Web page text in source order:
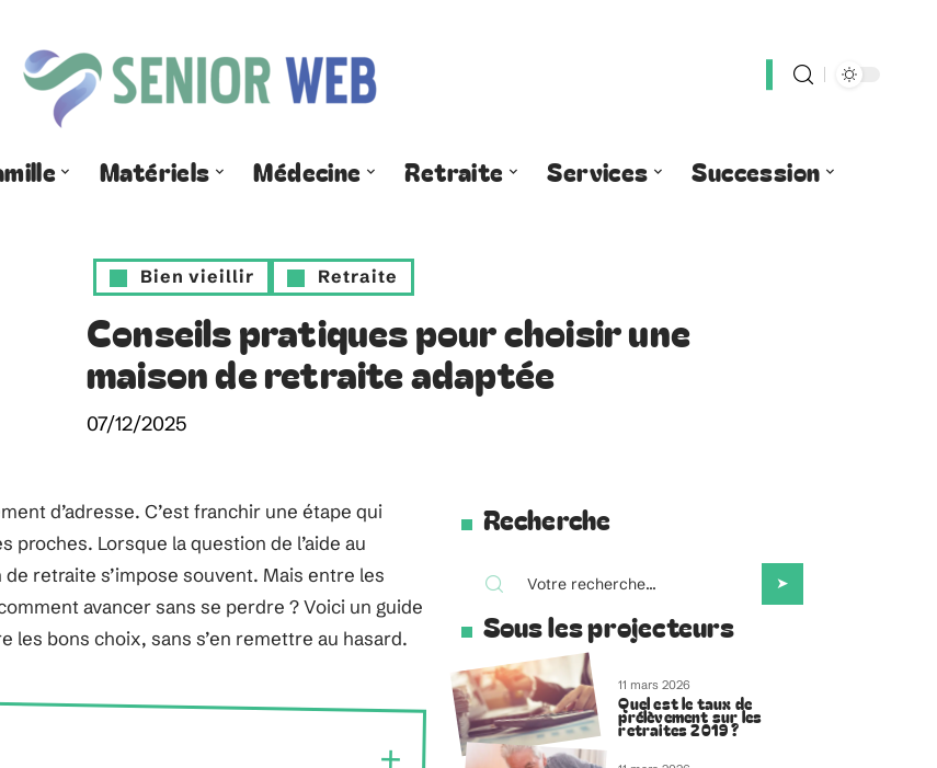
Matériels Médecine Retraite Services Succession
Bien vieillir Retraite
Conseils pratiques pour choisir une
maison de retraite adaptée
07/12/2025
d’adresse. C’est franchir une étape qui
Lorsque la question de l’aide au
retraite s’impose souvent. Mais entre les
avancer sans se perdre ? Voici un guide
bons choix, sans s’en remettre au hasard.
Recherche
Sous les projecteurs
11 mars 2026
Quel est le taux de
prélèvement sur les
retraites 2019 ?